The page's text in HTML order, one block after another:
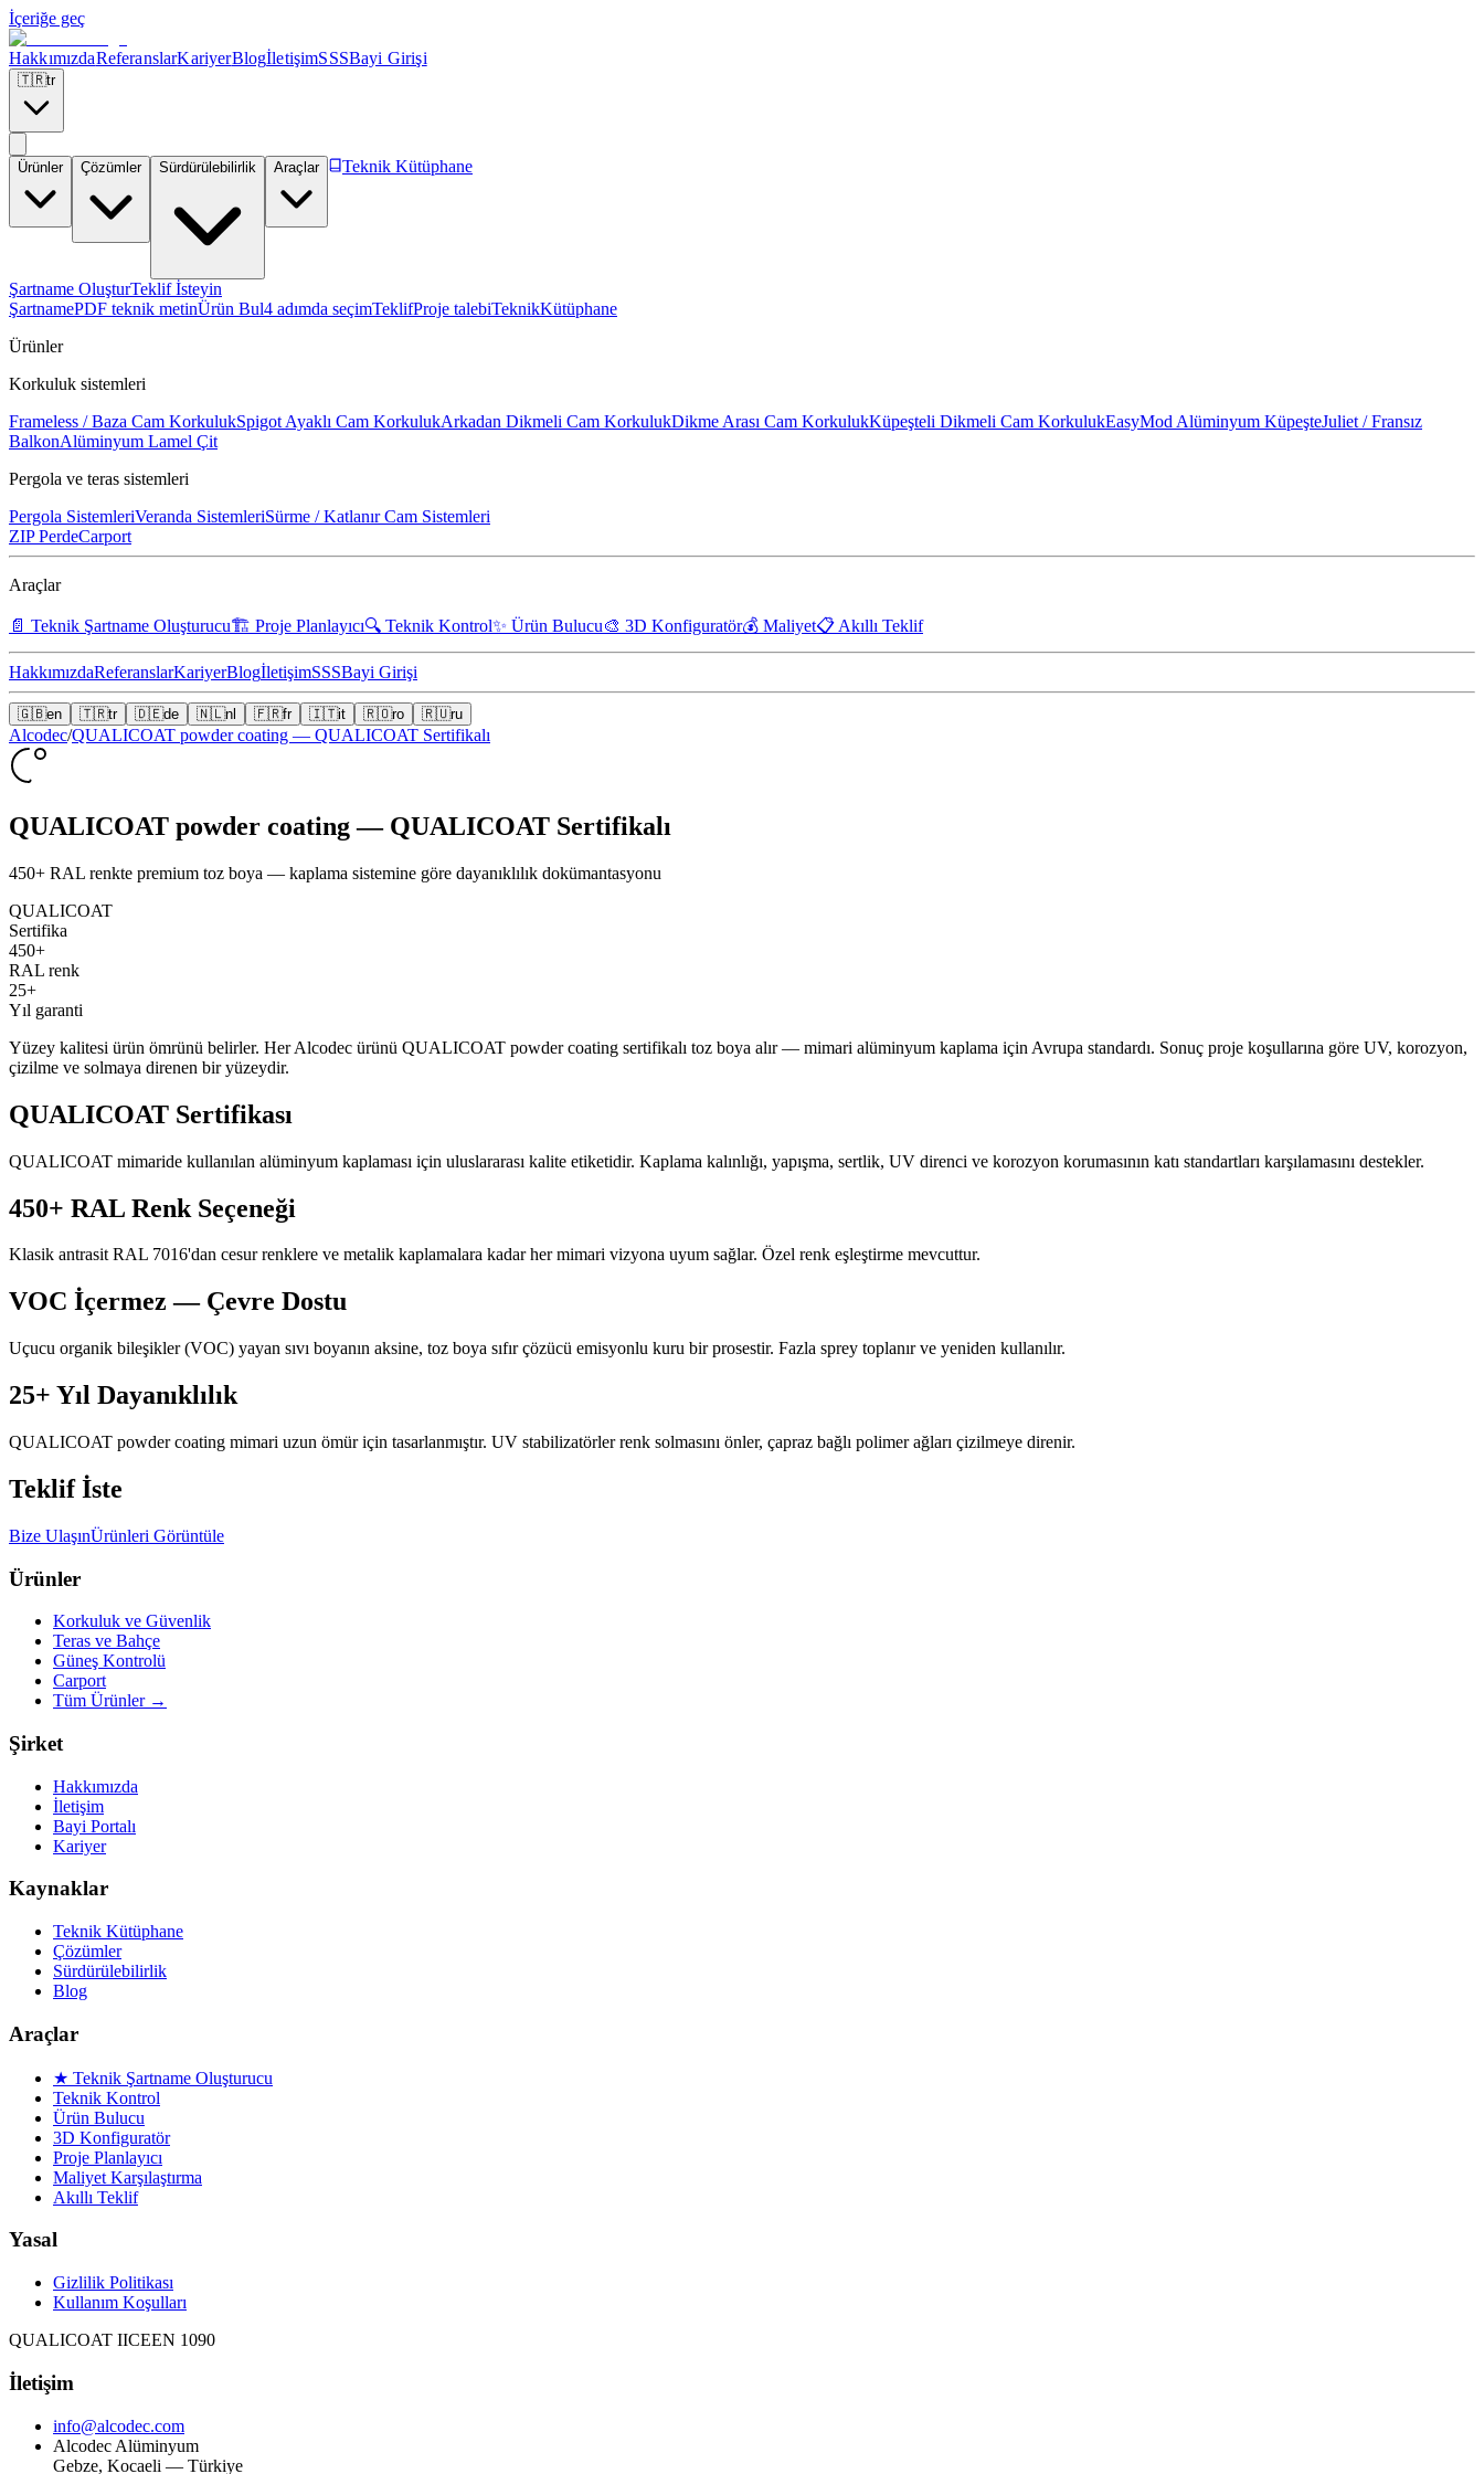
İçeriğe geç
HakkımızdaReferanslarKariyerBlogİletişimSSSBayi Girişi
🇹🇷tr
Ürünler Çözümler Sürdürülebilirlik Araçlar Teknik Kütüphane
Şartname OluşturTeklif İsteyin
ŞartnamePDF teknik metinÜrün Bul4 adımda seçimTeklifProje talebiTeknikKütüphane
Ürünler
Korkuluk sistemleri
Frameless / Baza Cam KorkulukSpigot Ayaklı Cam KorkulukArkadan Dikmeli Cam KorkulukDikme Arası Cam KorkulukKüpeşteli Dikmeli Cam KorkulukEasyMod Alüminyum KüpeşteJuliet / Fransız
BalkonAlüminyum Lamel Çit
Pergola ve teras sistemleri
Pergola SistemleriVeranda SistemleriSürme / Katlanır Cam Sistemleri
ZIP PerdeCarport
Araçlar
📄 Teknik Şartname Oluşturucu🏗️ Proje Planlayıcı🔍 Teknik Kontrol✨ Ürün Bulucu🎨 3D Konfiguratör💰 Maliyet📋 Akıllı Teklif
HakkımızdaReferanslarKariyerBlogİletişimSSSBayi Girişi
🇬🇧en 🇹🇷tr 🇩🇪de 🇳🇱nl 🇫🇷fr 🇮🇹it 🇷🇴ro 🇷🇺ru
Alcodec/QUALICOAT powder coating — QUALICOAT Sertifikalı
QUALICOAT powder coating — QUALICOAT Sertifikalı
450+ RAL renkte premium toz boya — kaplama sistemine göre dayanıklılık dokümantasyonu
QUALICOAT
Sertifika
450+
RAL renk
25+
Yıl garanti
Yüzey kalitesi ürün ömrünü belirler. Her Alcodec ürünü QUALICOAT powder coating sertifikalı toz boya alır — mimari alüminyum kaplama için Avrupa standardı. Sonuç proje koşullarına göre UV, korozyon,
çizilme ve solmaya direnen bir yüzeydir.
QUALICOAT Sertifikası
QUALICOAT mimaride kullanılan alüminyum kaplaması için uluslararası kalite etiketidir. Kaplama kalınlığı, yapışma, sertlik, UV direnci ve korozyon korumasının katı standartları karşılamasını destekler.
450+ RAL Renk Seçeneği
Klasik antrasit RAL 7016'dan cesur renklere ve metalik kaplamalara kadar her mimari vizyona uyum sağlar. Özel renk eşleştirme mevcuttur.
VOC İçermez — Çevre Dostu
Uçucu organik bileşikler (VOC) yayan sıvı boyanın aksine, toz boya sıfır çözücü emisyonlu kuru bir prosestir. Fazla sprey toplanır ve yeniden kullanılır.
25+ Yıl Dayanıklılık
QUALICOAT powder coating mimari uzun ömür için tasarlanmıştır. UV stabilizatörler renk solmasını önler, çapraz bağlı polimer ağları çizilmeye direnir.
Teklif İste
Bize UlaşınÜrünleri Görüntüle
Ürünler
Korkuluk ve Güvenlik
Teras ve Bahçe
Güneş Kontrolü
Carport
Tüm Ürünler→
Şirket
Hakkımızda
İletişim
Bayi Portalı
Kariyer
Kaynaklar
Teknik Kütüphane
Çözümler
Sürdürülebilirlik
Blog
Araçlar
★ Teknik Şartname Oluşturucu
Teknik Kontrol
Ürün Bulucu
3D Konfiguratör
Proje Planlayıcı
Maliyet Karşılaştırma
Akıllı Teklif
Yasal
Gizlilik Politikası
Kullanım Koşulları
QUALICOAT IICEEN 1090
İletişim
info@alcodec.com
Alcodec Alüminyum
Gebze, Kocaeli — Türkiye